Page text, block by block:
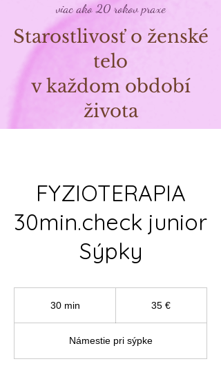
viac ako 20 rokov praxe
Starostlivosť o ženské
telo
v každom období
života
FYZIOTERAPIA
30min.check junior
Sýpky
30 min
i
n
35 €
Námestie pri sýpke